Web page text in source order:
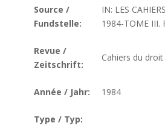
Source /
Fundstelle:
IN: LES
1984-TOME III.
Revue /
Zeitschrift:
Cahiers du droit
Année / Jahr: 1984
Type / Typ: